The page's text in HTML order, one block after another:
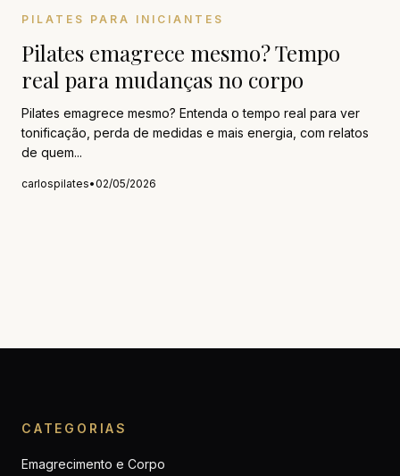
PILATES PARA INICIANTES
Pilates emagrece mesmo? Tempo
real para mudanças no corpo
Pilates emagrece mesmo? Entenda o tempo real para ver
tonificação, perda de medidas e mais energia, com relatos
de quem...
carlospilates•02/05/2026
CATEGORIAS
Emagrecimento e Corpo